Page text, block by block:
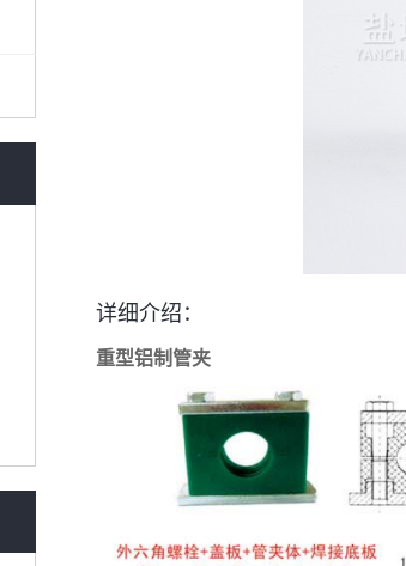
详细介绍：
重型铝制管夹